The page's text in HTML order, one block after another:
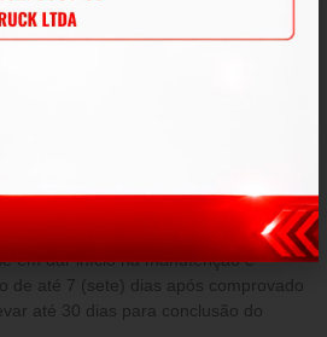
as peças e componentes que
de projeto e/ou fabricação.
adicional.
de até 7 (sete) dias após comprovado
até 30 dias para conclusão do